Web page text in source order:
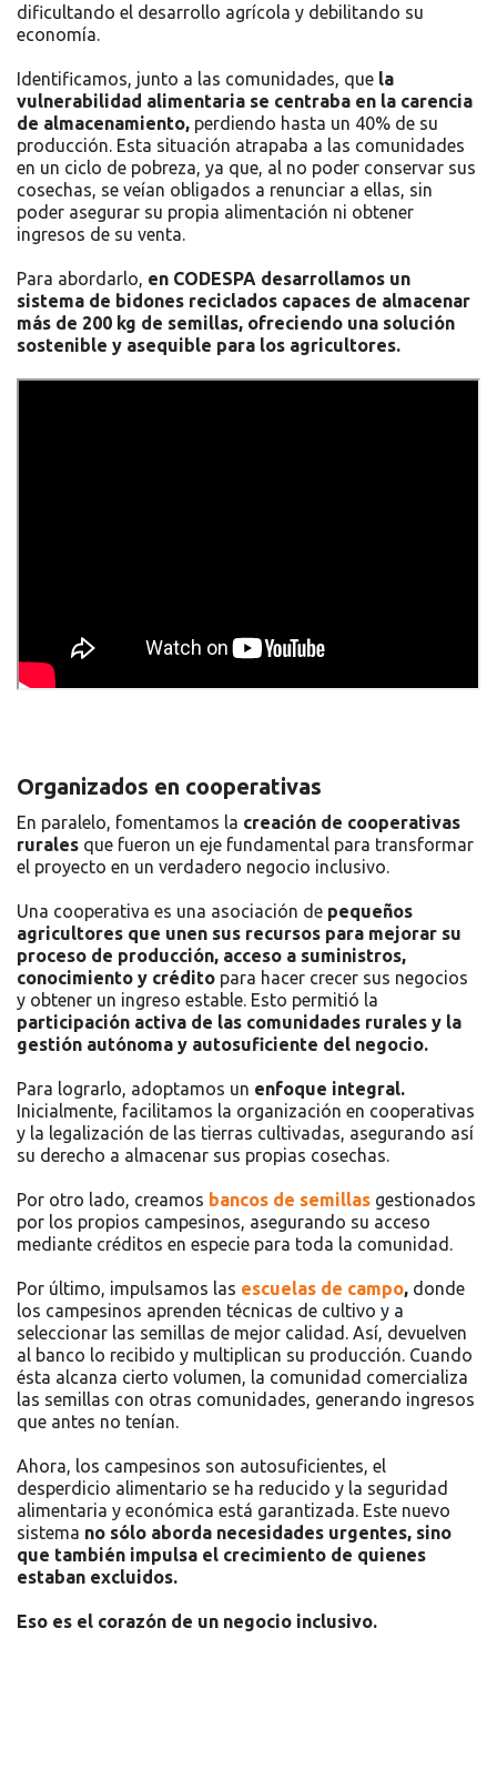
dificultando el desarrollo agrícola y debilitando su
economía.
Identificamos, junto a las comunidades, que la
vulnerabilidad alimentaria se centraba en la carencia
de almacenamiento, perdiendo hasta un 40% de su
producción. Esta situación atrapaba a las comunidades
en un ciclo de pobreza, ya que, al no poder conservar sus
cosechas, se veían obligados a renunciar a ellas, sin
poder asegurar su propia alimentación ni obtener
ingresos de su venta.
Para abordarlo, en CODESPA desarrollamos un
sistema de bidones reciclados capaces de almacenar
más de 200 kg de semillas, ofreciendo una solución
sostenible y asequible para los agricultores.
Organizados en cooperativas
En paralelo, fomentamos la creación de cooperativas
rurales que fueron un eje fundamental para transformar
el proyecto en un verdadero negocio inclusivo.
Una cooperativa es una asociación de pequeños
agricultores que unen sus recursos para mejorar su
proceso de producción, acceso a suministros,
conocimiento y crédito para hacer crecer sus negocios
y obtener un ingreso estable. Esto permitió la
participación activa de las comunidades rurales y la
gestión autónoma y autosuficiente del negocio.
Para lograrlo, adoptamos un enfoque integral.
Inicialmente, facilitamos la organización en cooperativas
y la legalización de las tierras cultivadas, asegurando así
su derecho a almacenar sus propias cosechas.
Por otro lado, creamos bancos de semillas gestionados
por los propios campesinos, asegurando su acceso
mediante créditos en especie para toda la comunidad.
Por último, impulsamos las escuelas de campo, donde
los campesinos aprenden técnicas de cultivo y a
seleccionar las semillas de mejor calidad. Así, devuelven
al banco lo recibido y multiplican su producción. Cuando
ésta alcanza cierto volumen, la comunidad comercializa
las semillas con otras comunidades, generando ingresos
que antes no tenían.
Ahora, los campesinos son autosuficientes, el
desperdicio alimentario se ha reducido y la seguridad
alimentaria y económica está garantizada. Este nuevo
sistema no sólo aborda necesidades urgentes, sino
que también impulsa el crecimiento de quienes
estaban excluidos.
Eso es el corazón de un negocio inclusivo.